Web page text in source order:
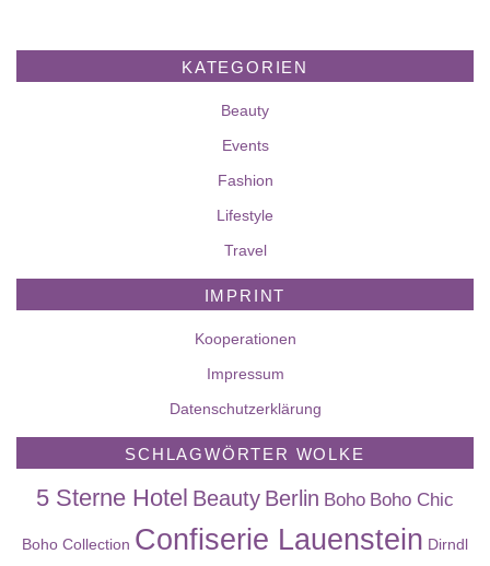
KATEGORIEN
Beauty
Events
Fashion
Lifestyle
Travel
IMPRINT
Kooperationen
Impressum
Datenschutzerklärung
SCHLAGWÖRTER WOLKE
5 Sterne Hotel Beauty Berlin Boho Boho Chic
Boho Collection Confiserie Lauenstein Dirndl